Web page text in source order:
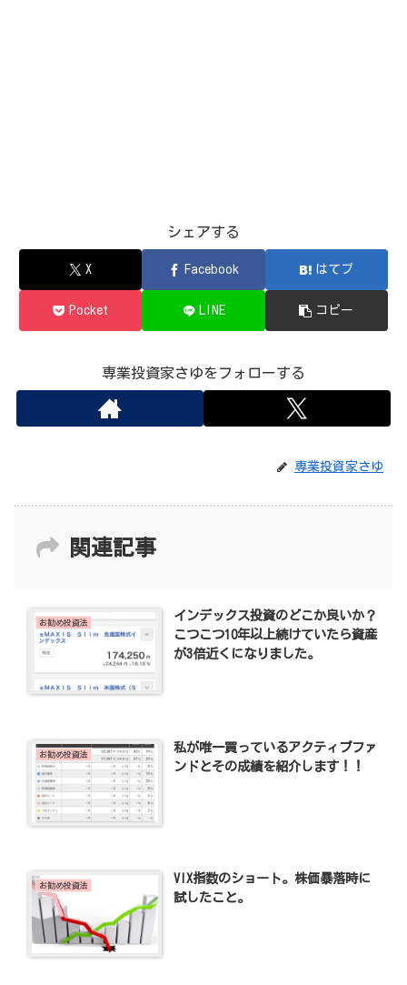
シェアする
X Facebook はてブ
Pocket LINE コピー
専業投資家さゆをフォローする
専業投資家さゆ
関連記事
お勧め投資法
インデックス投資のどこか良いか？
こつこつ10年以上続けていたら資産
が3倍近くになりました。
お勧め投資法
私が唯一買っているアクティブファ
ンドとその成績を紹介します！！
お勧め投資法
VIX指数のショート。株価暴落時に
試したこと。